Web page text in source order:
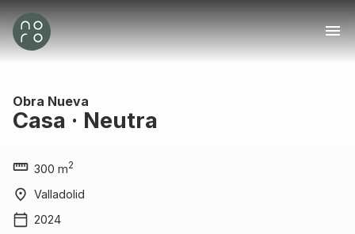
Obra Nueva
Casa · Neutra
300 m2
Valladolid
2024